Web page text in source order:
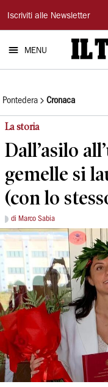
Il
Tirreno
Iscriviti alle Newsletter
MENU
Pontedera Cronaca
La storia
Dall’asilo
gemelle si
(con lo
di Marco Sabia